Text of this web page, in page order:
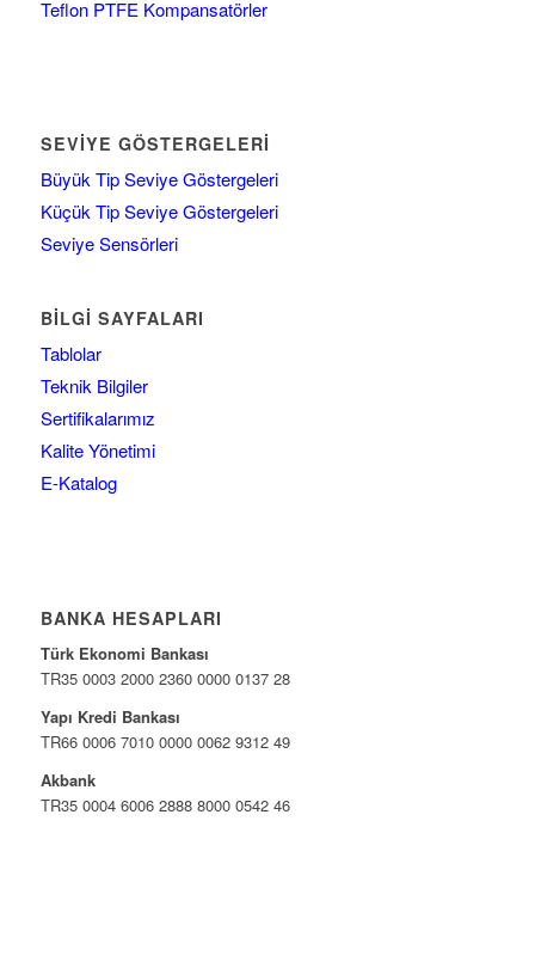
Teflon PTFE Kompansatörler
SEVIYE GÖSTERGELERI
Büyük Tip Seviye Göstergeleri
Küçük Tip Seviye Göstergeleri
Seviye Sensörleri
BILGI SAYFALARI
Tablolar
Teknik Bilgiler
Sertifikalarımız
Kalite Yönetimi
E-Katalog
BANKA HESAPLARI
Türk Ekonomi Bankası
TR35 0003 2000 2360 0000 0137 28
Yapı Kredi Bankası
TR66 0006 7010 0000 0062 9312 49
Akbank
TR35 0004 6006 2888 8000 0542 46